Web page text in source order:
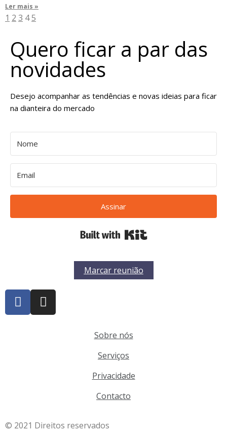
Ler mais »
1 2 3 45
Quero ficar a par das
novidades
Desejo acompanhar as tendências e novas ideias para ficar
na dianteira do mercado
Assinar
Marcar reunião
Sobre nós
Serviços
Privacidade
Contacto
© 2021 Direitos reservados